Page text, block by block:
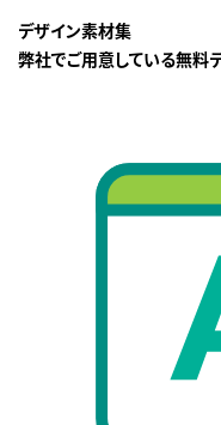
デザイン素材集
弊社でご用意している無料